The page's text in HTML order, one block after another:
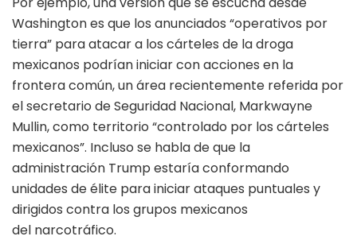
Washington es que los anunciados “operativos por
tierra” para atacar a los cárteles de la droga
mexicanos podrían iniciar con acciones en la
frontera común, un área recientemente referida por
el secretario de Seguridad Nacional, Markwayne
Mullin, como territorio “controlado por los cárteles
mexicanos”. Incluso se habla de que la
administración Trump estaría conformando
unidades de élite para iniciar ataques puntuales y
dirigidos contra los grupos mexicanos
del narcotráfico.